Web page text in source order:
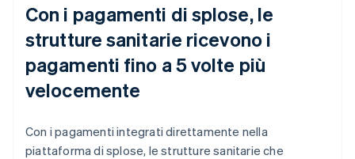
Con i pagamenti di splose, le
strutture sanitarie ricevono i
pagamenti fino a 5 volte più
velocemente
Con i pagamenti integrati direttamente nella
piattaforma di splose, le strutture sanitarie che